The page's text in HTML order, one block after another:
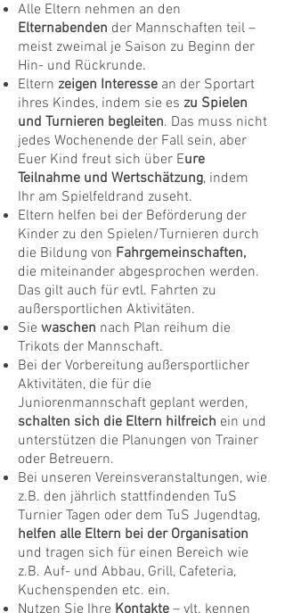
Alle Eltern nehmen an den
Elternabenden der Mannschaften teil –
meist zweimal je Saison zu Beginn der
Hin- und Rückrunde.
Eltern zeigen Interesse an der Sportart
ihres Kindes, indem sie es zu Spielen
und Turnieren begleiten. Das muss nicht
jedes Wochenende der Fall sein, aber
Euer Kind freut sich über Eure
Teilnahme und Wertschätzung, indem
Ihr am Spielfeldrand zuseht.
Eltern helfen bei der Beförderung der
Kinder zu den Spielen/Turnieren durch
die Bildung von Fahrgemeinschaften,
die miteinander abgesprochen werden.
Das gilt auch für evtl. Fahrten zu
außersportlichen Aktivitäten.
Sie waschen nach Plan reihum die
Trikots der Mannschaft.
Bei der Vorbereitung außersportlicher
Aktivitäten, die für die
Juniorenmannschaft geplant werden,
schalten sich die Eltern hilfreich ein und
unterstützen die Planungen von Trainer
oder Betreuern.
Bei unseren Vereinsveranstaltungen, wie
z.B. den jährlich stattfindenden TuS
Turnier Tagen oder dem TuS Jugendtag,
helfen alle Eltern bei der Organisation
und tragen sich für einen Bereich wie
z.B. Auf- und Abbau, Grill, Cafeteria,
Kuchenspenden etc. ein.
Nutzen Sie Ihre Kontakte – vlt. kennen